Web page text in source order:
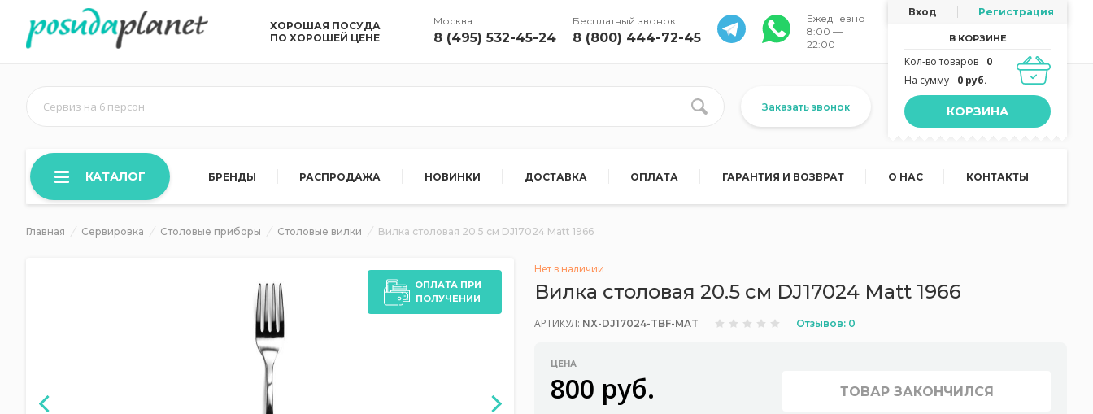
ХОРОШАЯ ПОСУДА
ПО ХОРОШЕЙ ЦЕНЕ
Москва:
8 (495) 532-45-24
Бесплатный звонок:
8 (800) 444-72-45
Ежедневно
8:00 —
22:00
Вход Регистрация
В КОРЗИНЕ
Кол-во товаров
0
На сумму
0 руб.
КОРЗИНА
Сервиз на 6 персон Заказать звонок
КАТАЛОГ БРЕНДЫ РАСПРОДАЖА НОВИНКИ ДОСТАВКА ОПЛАТА ГАРАНТИЯ И ВОЗВРАТ О НАС КОНТАКТЫ
Главная Сервировка Столовые приборы Столовые вилки Вилка столовая 20.5 см DJ17024 Matt 1966
ОПЛАТА ПРИ
ПОЛУЧЕНИИ
Нет в наличии
Вилка столовая 20.5 см DJ17024 Matt 1966
АРТИКУЛ: NX-DJ17024-TBF-MAT Отзывов: 0
ЦЕНА
800 руб. ТОВАР ЗАКОНЧИЛСЯ